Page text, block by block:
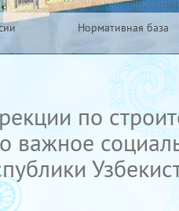
Нормативная база
по